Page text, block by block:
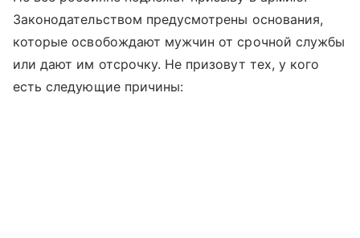
Законодательством предусмотрены основания,
которые освобождают мужчин от срочной службы
или дают им отсрочку. Не призовут тех, у кого
есть следующие причины: